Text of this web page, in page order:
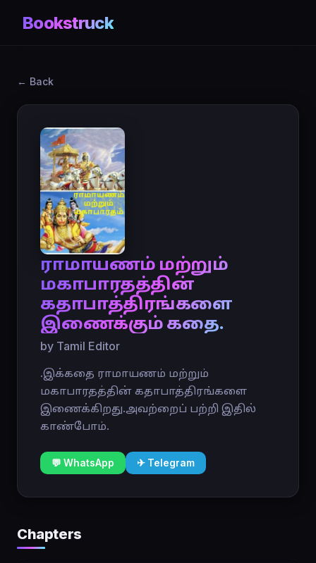
Bookstruck
← Back
ராமாயணம் மற்றும்
மகாபாரதத்தின்
கதாபாத்திரங்களை
இணைக்கும் கதை.
by Tamil Editor
.இக்கதை ராமாயணம் மற்றும்
மகாபாரதத்தின் கதாபாத்திரங்களை
இணைக்கிறது.அவற்றைப் பற்றி இதில்
காண்போம்.
💬 WhatsApp ✈ Telegram
Chapters